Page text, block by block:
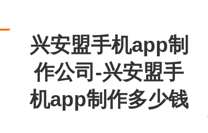
兴安盟手机app制
作公司-兴安盟手
机app制作多少钱